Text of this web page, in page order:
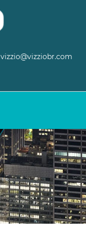
vizzio@vizziobr.com